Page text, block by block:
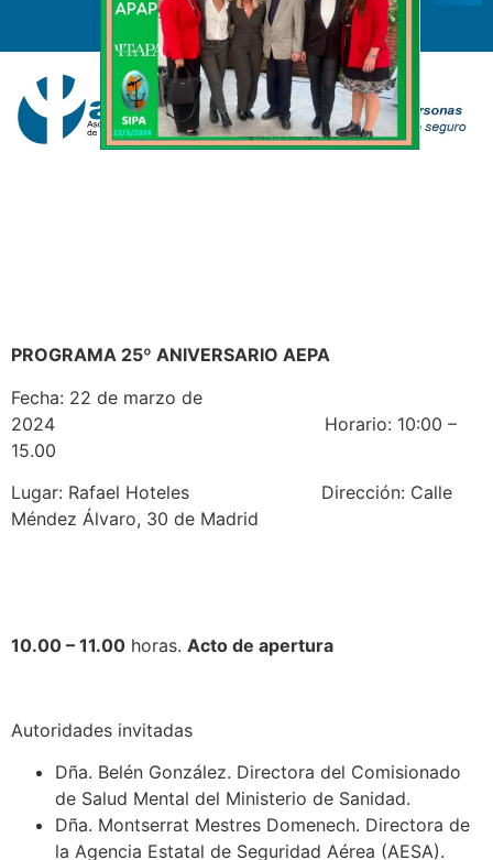
PROGRAMA 25º ANIVERSARIO AEPA
Fecha: 22 de marzo de
2024 Horario: 10:00 –
15.00
Lugar: Rafael Hoteles Dirección: Calle
Méndez Álvaro, 30 de Madrid
10.00 – 11.00 horas. Acto de apertura
Autoridades invitadas
Dña. Belén González. Directora del Comisionado
de Salud Mental del Ministerio de Sanidad.
Dña. Montserrat Mestres Domenech. Directora de
la Agencia Estatal de Seguridad Aérea (AESA).